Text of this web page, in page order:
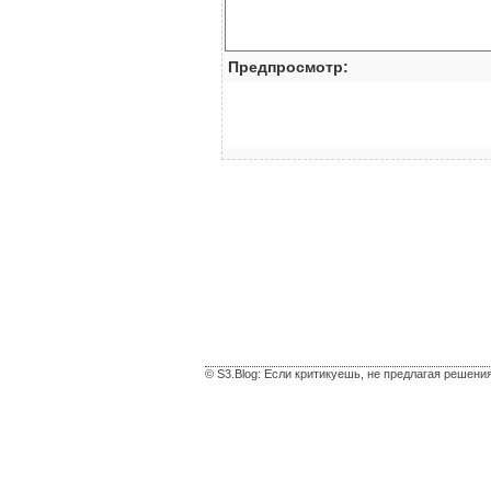
Предпросмотр:
© S3.Blog: Если критикуешь, не предлагая